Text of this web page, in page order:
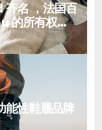
齐名 ，法国百
的所有权易
能性鞋履品牌